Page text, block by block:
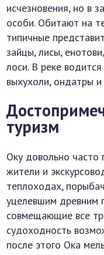
исчезновения, но в
особи. Обитают на
типичные
зайцы, лисы,
лоси. В реке
выхухоли, ондатры
туризм
Оку довольно
жители и
теплоходах,
уцелевшим древним
совмещающие все
судоходность
после этого Ока